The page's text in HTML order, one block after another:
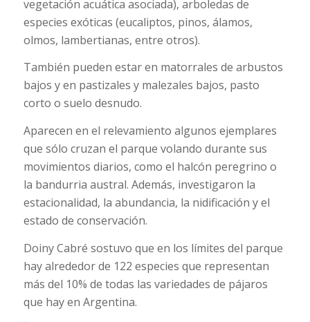
vegetación acuática asociada), arboledas de
especies exóticas (eucaliptos, pinos, álamos,
olmos, lambertianas, entre otros).
También pueden estar en matorrales de arbustos
bajos y en pastizales y malezales bajos, pasto
corto o suelo desnudo.
Aparecen en el relevamiento algunos ejemplares
que sólo cruzan el parque volando durante sus
movimientos diarios, como el halcón peregrino o
la bandurria austral. Además, investigaron la
estacionalidad, la abundancia, la nidificación y el
estado de conservación.
Doiny Cabré sostuvo que en los límites del parque
hay alrededor de 122 especies que representan
más del 10% de todas las variedades de pájaros
que hay en Argentina.